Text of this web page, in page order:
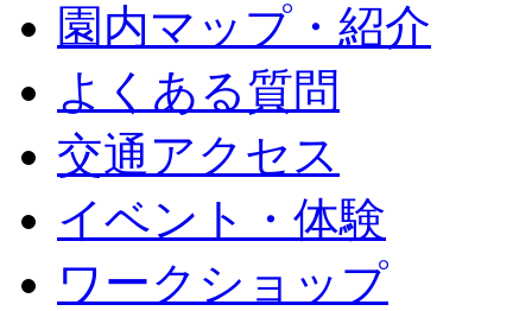
園内マップ・紹介
よくある質問
交通アクセス
イベント・体験
ワークショップ